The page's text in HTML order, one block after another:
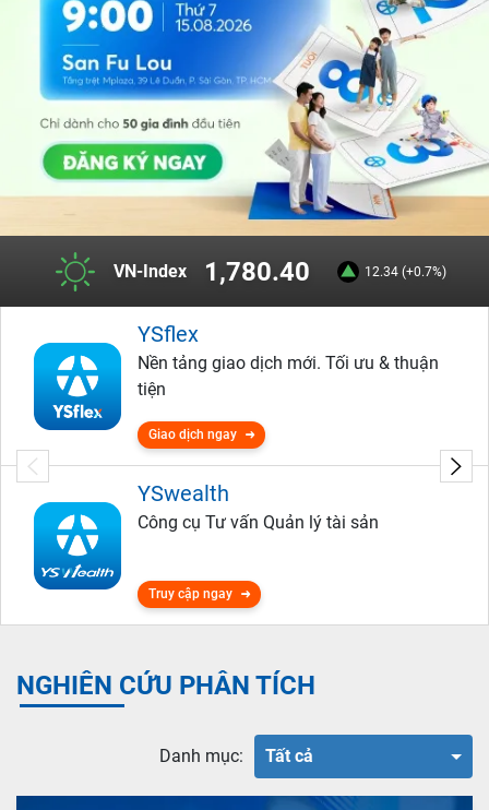
VN-Index 1,780.40 12.34 (+0.7%)
YSflex
Nền tảng giao dịch mới. Tối ưu & thuận
tiện
Giao dịch ngay
YSwealth
Công cụ Tư vấn Quản lý tài sản
Truy cập ngay
NGHIÊN CỨU PHÂN TÍCH
Danh mục: Tất cả